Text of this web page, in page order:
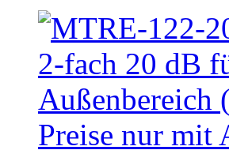
Preise nur mit